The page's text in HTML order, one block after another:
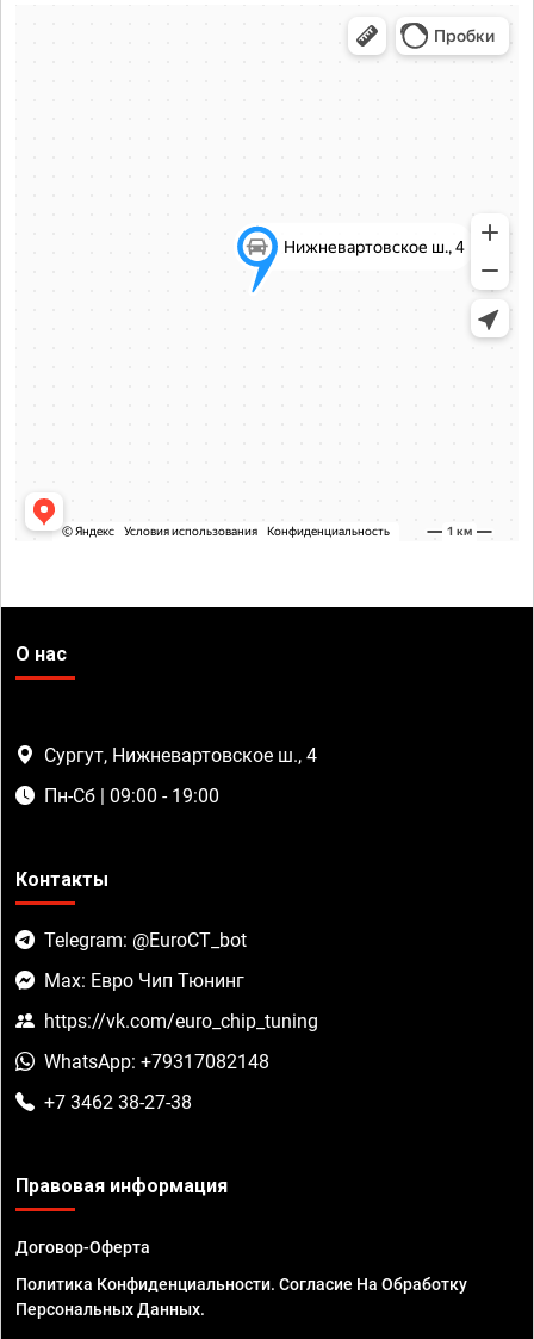
О нас
Сургут, Нижневартовское ш., 4
Пн-Сб | 09:00 - 19:00
Контакты
Telegram: @EuroCT_bot
Max: Евро Чип Тюнинг
https://vk.com/euro_chip_tuning
WhatsApp: +79317082148
+7 3462 38-27-38
Правовая информация
Договор-Оферта
Политика Конфиденциальности. Согласие На Обработку
Персональных Данных.